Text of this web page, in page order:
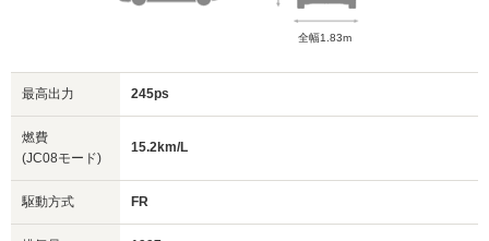
全幅1.83m
最高出力 245ps
燃費
(JC08モード)
15.2km/L
駆動方式 FR